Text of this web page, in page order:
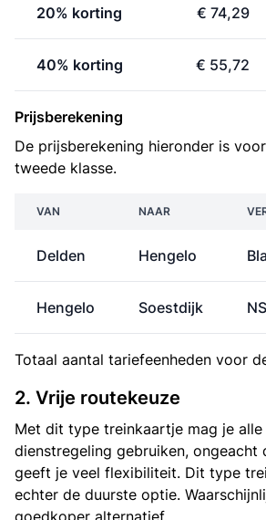
20% korting € 74,29
40% korting € 55,72
Prijsberekening
De prijsberekening hieronder is
tweede klasse.
VAN NAAR
Delden Hengelo
Hengelo Soestdijk NS
Totaal aantal tariefeenheden voor
2. Vrije routekeuze
Met dit type treinkaartje mag je
dienstregeling gebruiken, ongeacht
geeft je veel flexibiliteit. Dit type
echter de duurste optie.
goedkoper alternatief.